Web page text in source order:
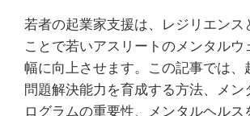
若者の起業家支援は、レジリエンス
ことで若いアスリートのメンタルウ
幅に向上させます。この記事では、
問題解決能力を育成する方法、メン
ログラムの重要性、メンタルヘルス